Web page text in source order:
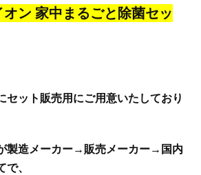
オン 家中まるごと除菌セッ
セット販売用にご用意いたしており
製造メーカー→販売メーカー→国内
、